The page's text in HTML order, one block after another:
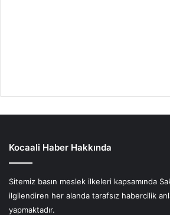
Kocaali Haber Hakkında
Sitemiz basın meslek ilkeleri kapsamında
ilgilendiren her alanda tarafsız habercilik
yapmaktadır.